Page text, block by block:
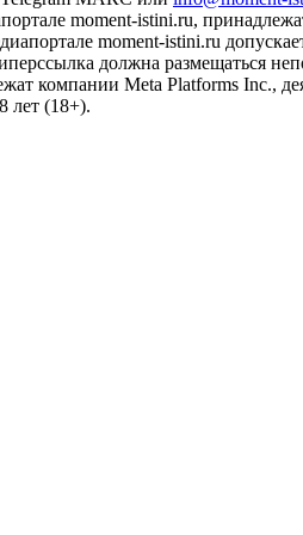
moment-istini.ru,
moment-istini.ru
должна размещаться
компании Meta Platforms Inc.,
лет (18+).